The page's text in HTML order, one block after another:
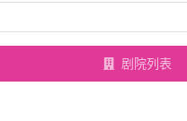
剧院列表